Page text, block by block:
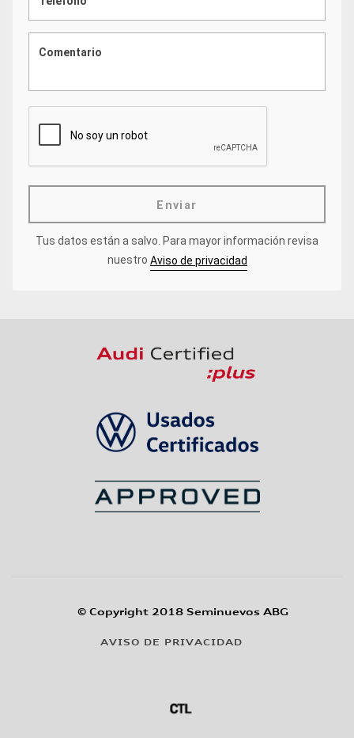
Enviar
Tus datos están a salvo.
nuestro Aviso de privacidad
© Copyright 2018 Seminuevos ABG
AVISO DE PRIVACIDAD